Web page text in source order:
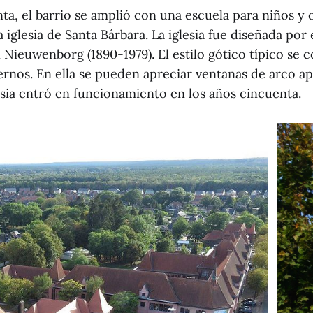
el barrio se amplió con una escuela para niños y
de Santa Bárbara. La iglesia fue diseñada
Nieuwenborg (1890-1979). El estilo gótico típico se
En ella se pueden apreciar ventanas de arco
entró en funcionamiento en los años cincuenta.